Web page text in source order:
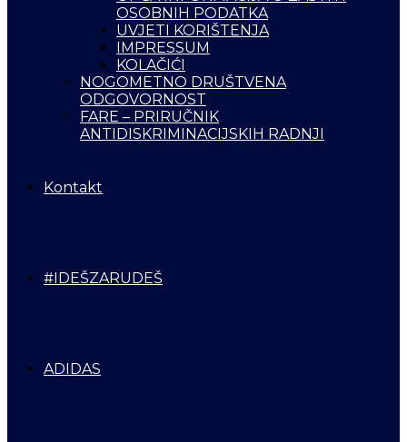
OSOBNIH PODATKA
UVJETI KORIŠTENJA
IMPRESSUM
KOLAČIĆI
NOGOMETNO DRUŠTVENA
ODGOVORNOST
FARE – PRIRUČNIK
ANTIDISKRIMINACIJSKIH RADNJI
Kontakt
#IDEŠZARUDEŠ
ADIDAS